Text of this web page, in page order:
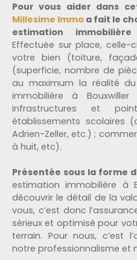
Pour vous aider dans
Millesime Immo a fait le
estimation
Effectuée sur place,
votre bien (toiture,
(superficie, nombre de
au maximum la réalité
immobilière à
infrastructures et
établissements scolaires
Adrien-Zeller, etc.) ;
à huit, etc).
Présentée sous la forme
estimation immobilière à
découvrir le détail de la
vous, c’est donc
sérieux et optimisé pour
terrain. Pour nous, c’est
notre professionnalisme et